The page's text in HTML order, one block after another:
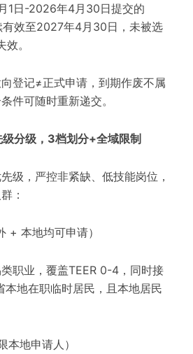
1日-2026年4月30日提交的
有效至2027年4月30日，未被选
。
登记≠正式申请，到期作废不属
件可随时重新递交。
分级，3档划分+全域限制
级，严控非紧缺、低技能岗位，
：
+ 本地均可申请）
职业，覆盖TEER 0-4，同时接
本地在职临时居民，且本地居民
本地申请人）